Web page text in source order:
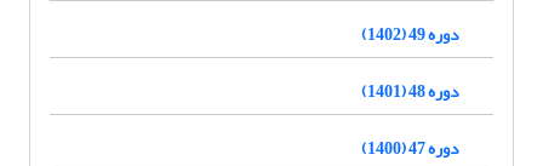
دوره 49 (1402)
دوره 48 (1401)
دوره 47 (1400)